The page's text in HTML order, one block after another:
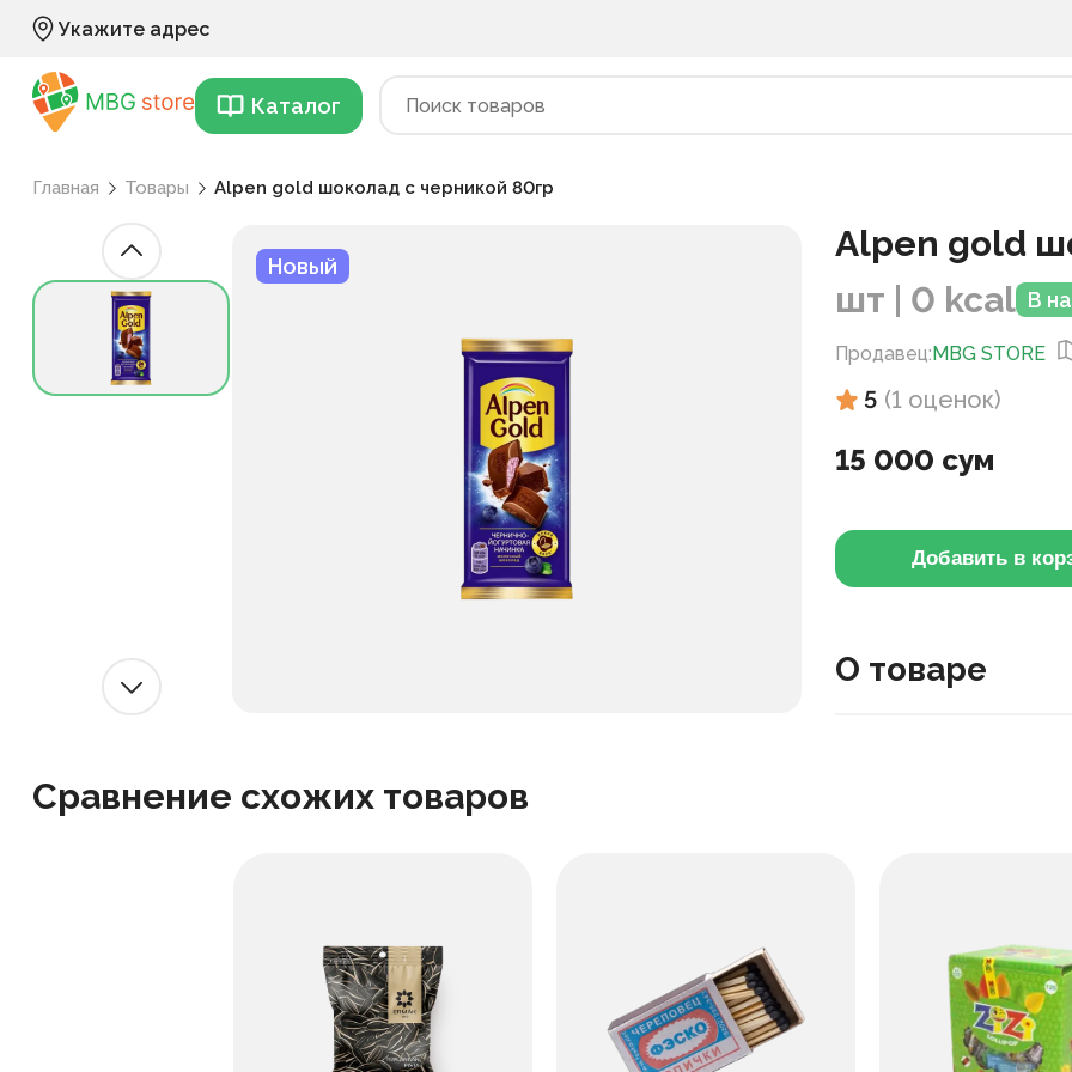
Укажите адрес
Каталог
Главная Товары Alpen gold шоколад с черникой 80гр
Новый
Alpen gold
шт | 0 kcal В
Продавец:MBG STORE
5 (1 оценок)
15 000 сум
Добавить в
О товаре
Сравнение схожих товаров